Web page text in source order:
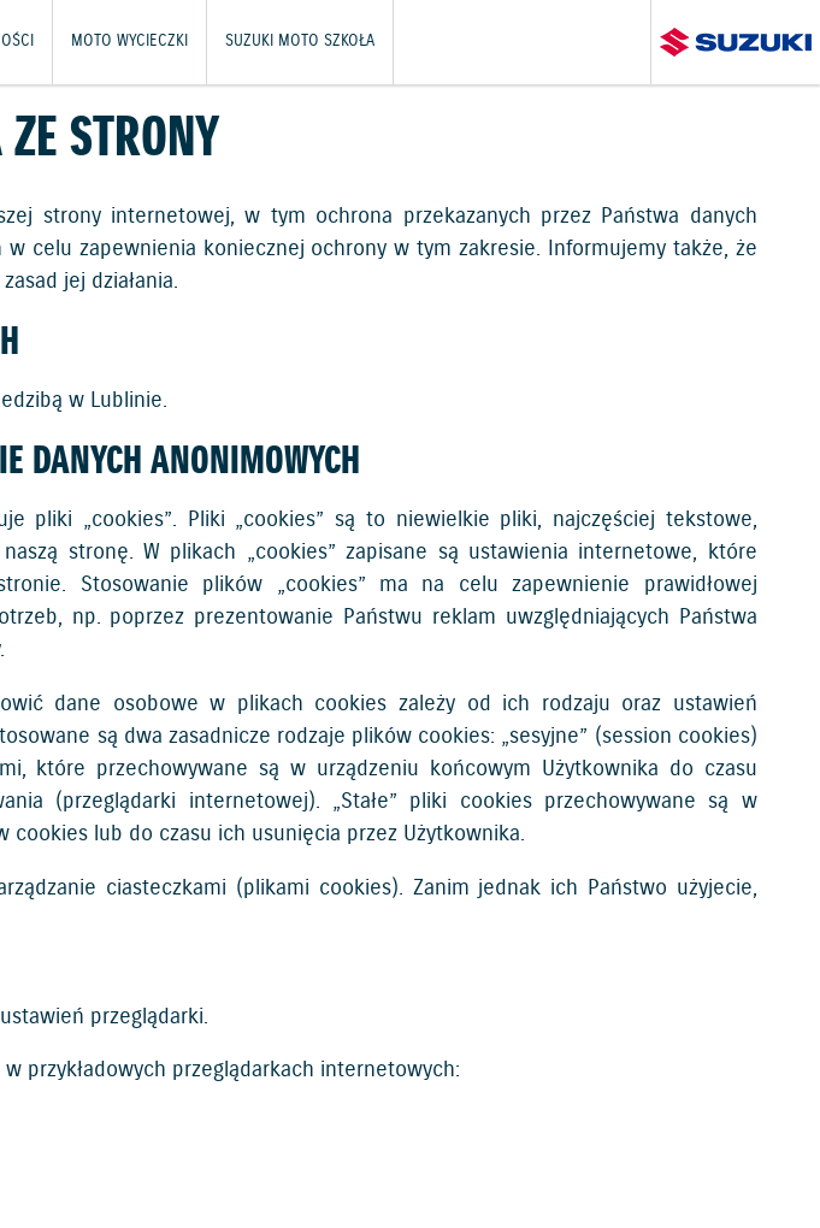
MOTO WYCIECZKI SUZUKI MOTO SZKOŁA
STRONY
strony internetowej, w tym ochrona przekazanych przez Państwa danych
celu zapewnienia koniecznej ochrony w tym zakresie. Informujemy także, że
jej działania.
w Lublinie.
DANYCH ANONIMOWYCH
pliki „cookies”. Pliki „cookies” są to niewielkie pliki, najczęściej tekstowe,
stronę. W plikach „cookies” zapisane są ustawienia internetowe, które
Stosowanie plików „cookies” ma na celu zapewnienie prawidłowej
np. poprzez prezentowanie Państwu reklam uwzględniających Państwa
dane osobowe w plikach cookies zależy od ich rodzaju oraz ustawień
są dwa zasadnicze rodzaje plików cookies: „sesyjne” (session cookies)
które przechowywane są w urządzeniu końcowym Użytkownika do czasu
(przeglądarki internetowej). „Stałe” pliki cookies przechowywane są w
lub do czasu ich usunięcia przez Użytkownika.
ciasteczkami (plikami cookies). Zanim jednak ich Państwo użyjecie,
przeglądarki.
przykładowych przeglądarkach internetowych: